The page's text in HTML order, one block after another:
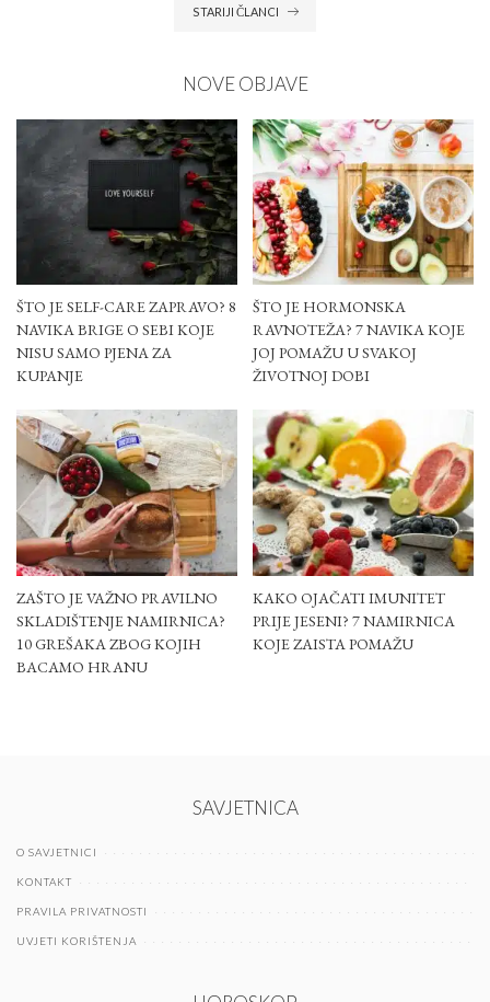
STARIJI ČLANCI
NOVE OBJAVE
ŠTO JE SELF-CARE ZAPRAVO? 8
NAVIKA BRIGE O SEBI KOJE
NISU SAMO PJENA ZA
KUPANJE
ŠTO JE HORMONSKA
RAVNOTEŽA? 7 NAVIKA KOJE
JOJ POMAŽU U SVAKOJ
ŽIVOTNOJ DOBI
ZAŠTO JE VAŽNO PRAVILNO
SKLADIŠTENJE NAMIRNICA?
10 GREŠAKA ZBOG KOJIH
BACAMO HRANU
KAKO OJAČATI IMUNITET
PRIJE JESENI? 7 NAMIRNICA
KOJE ZAISTA POMAŽU
SAVJETNICA
O SAVJETNICI
KONTAKT
PRAVILA PRIVATNOSTI
UVJETI KORIŠTENJA